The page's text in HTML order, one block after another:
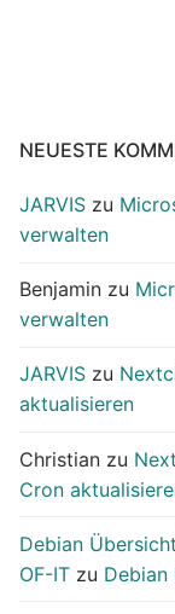
NEUESTE
JARVIS zu
verwalten
Benjamin zu
verwalten
JARVIS zu
aktualisieren
Christian zu
Cron
Debian
OF-IT zu Debian